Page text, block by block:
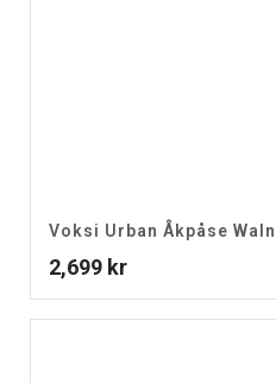
Voksi Urban Åkpåse
2,699 kr